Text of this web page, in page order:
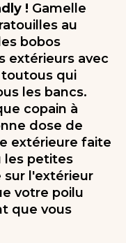
! Gamelle
au
bobos
extérieurs avec
qui
les bancs.
copain à
dose de
extérieure faite
les petites
l'extérieur
votre poilu
que vous